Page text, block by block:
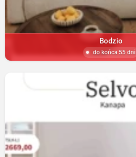
Bodzio
do końca 55 dni